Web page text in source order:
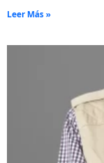
Leer Más »